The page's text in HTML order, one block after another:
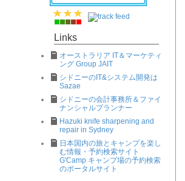
Links
オーストラリア IT＆マーケティ
ング Group JAIT
シドニーのIT&システム開発は
Sazae
シドニーの会計事務所＆ファイ
ナンシャルプランナー
Hazuki knife sharpening and
repair in Sydney
日本国内の旅とキャンプを楽し
む情報・予約検索サイト
G'Camp キャンプ場の予約検索
のポータルサイト